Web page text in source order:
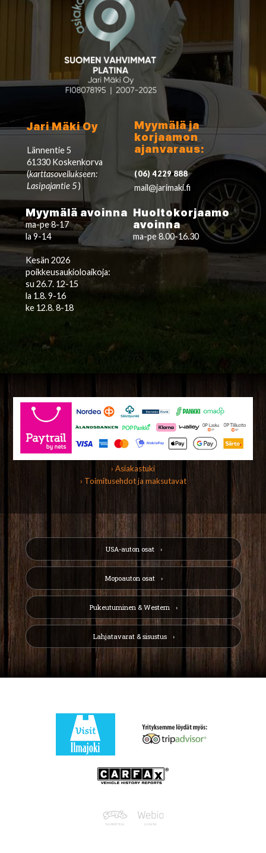
Jari Mäki Oy
Lännentie 5
61330 Koskenkorva
(karttasovellukseen:
Lasipajantie 5)
Myymälä ja
korjaamon
ajanvaraus:
(06) 4229 888
mail@jarimaki.fi
Myymälä avoinna
ma-pe 8-17
la 9-14
Kesän 2026
poikkeusaukioloaikoja:
su 26.7. 12-15
la 1.8. 9-16
ke 12.8. 8-18
Huoltokorjaamo
avoinna
ma-pe 8.00-16.30
› Asiakastuki
› Toimitusehdot ja maksutavat
USA-auton osat
Mopoauton osat
Pukeutuminen & Western
Lahjatavarat & sisustus